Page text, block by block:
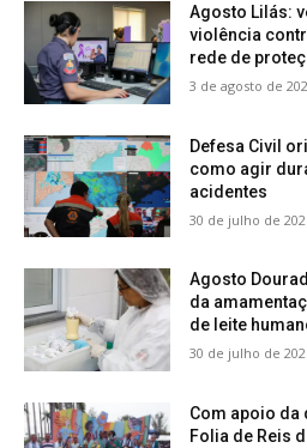
Agosto Lilás:
violência
rede de
3 de agosto de
Defesa Civil
como agir
acidentes
30 de julho de
Agosto
da
de leite
30 de julho de
Com apoio da
Folia de Reis